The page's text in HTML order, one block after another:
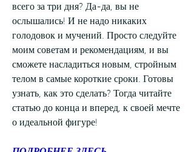
всего за три дня? Да-да, вы не
ослышались! И не надо никаких
голодовок и мучений. Просто следуйте
моим советам и рекомендациям, и вы
сможете насладиться новым, стройным
телом в самые короткие сроки. Готовы
узнать, как это сделать? Тогда читайте
статью до конца и вперед, к своей мечте
о идеальной фигуре!